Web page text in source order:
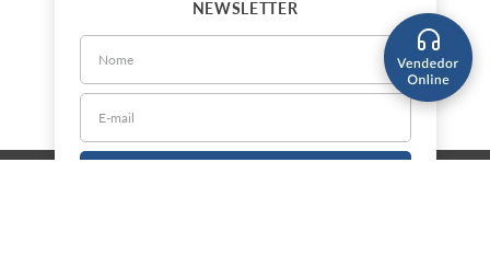
NEWSLETTER